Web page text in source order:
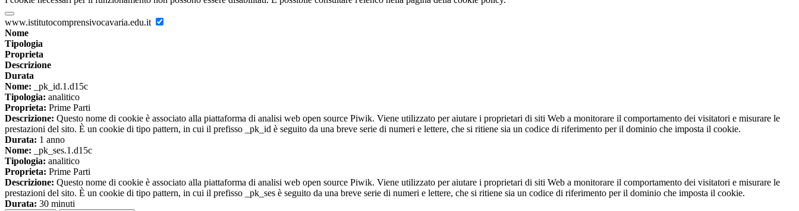
www.istitutocomprensivocavaria.edu.it
Nome
Tipologia
Proprieta
Descrizione
Durata
Nome: _pk_id.1.d15c
Tipologia: analitico
Proprieta: Prime Parti
Descrizione: Questo nome di cookie è associato alla piattaforma di analisi web open source Piwik. Viene utilizzato per aiutare i proprietari di siti Web a monitorare il comportamento dei visitatori e misurare le
prestazioni del sito. È un cookie di tipo pattern, in cui il prefisso _pk_id è seguito da una breve serie di numeri e lettere, che si ritiene sia un codice di riferimento per il dominio che imposta il cookie.
Durata: 1 anno
Nome: _pk_ses.1.d15c
Tipologia: analitico
Proprieta: Prime Parti
Descrizione: Questo nome di cookie è associato alla piattaforma di analisi web open source Piwik. Viene utilizzato per aiutare i proprietari di siti Web a monitorare il comportamento dei visitatori e misurare le
prestazioni del sito. È un cookie di tipo pattern, in cui il prefisso _pk_ses è seguito da una breve serie di numeri e lettere, che si ritiene sia un codice di riferimento per il dominio che imposta il cookie.
Durata: 30 minuti